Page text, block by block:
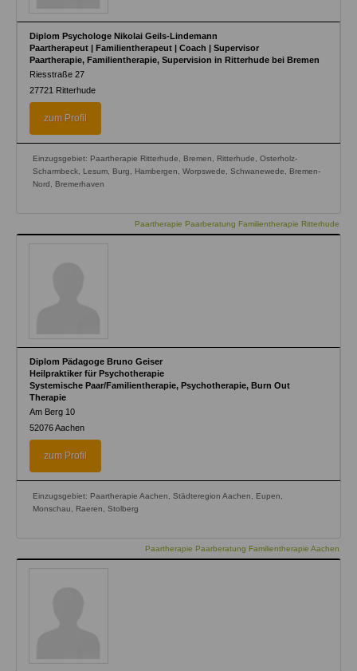
Diplom Psychologe Nikolai Geils-Lindemann
Paartherapeut | Familientherapeut | Coach | Supervisor
Paartherapie, Familientherapie, Supervision in Ritterhude bei Bremen
Riesstraße 27
27721 Ritterhude
zum Profil
Einzugsgebiet: Paartherapie Ritterhude, Bremen, Ritterhude, Osterholz-
Scharmbeck, Lesum, Burg, Hambergen, Worpswede, Schwanewede, Bremen-
Nord, Bremerhaven
Paartherapie Paarberatung Familientherapie Ritterhude
Diplom Pädagoge Bruno Geiser
Heilpraktiker für Psychotherapie
Systemische Paar/Familientherapie, Psychotherapie, Burn Out
Therapie
Am Berg 10
52076Aachen
zum Profil
Einzugsgebiet: Paartherapie Aachen, Städteregion Aachen, Eupen,
Monschau, Raeren, Stolberg
Paartherapie Paarberatung Familientherapie Aachen